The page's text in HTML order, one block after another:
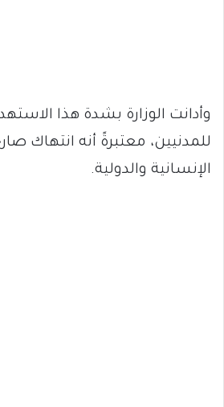
وأدانت الوزارة بشدة هذا
للمدنيين، معتبرةً أنه انتهاك
الإنسانية والدولية.